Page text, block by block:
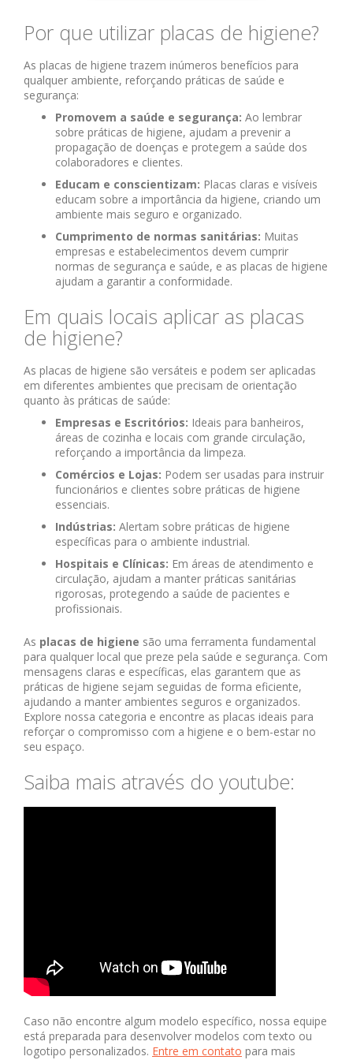
Por que utilizar placas de higiene?
As placas de higiene trazem inúmeros benefícios para
qualquer ambiente, reforçando práticas de saúde e
segurança:
Promovem a saúde e segurança: Ao lembrar
sobre práticas de higiene, ajudam a prevenir a
propagação de doenças e protegem a saúde dos
colaboradores e clientes.
Educam e conscientizam: Placas claras e visíveis
educam sobre a importância da higiene, criando um
ambiente mais seguro e organizado.
Cumprimento de normas sanitárias: Muitas
empresas e estabelecimentos devem cumprir
normas de segurança e saúde, e as placas de higiene
ajudam a garantir a conformidade.
Em quais locais aplicar as placas
de higiene?
As placas de higiene são versáteis e podem ser aplicadas
em diferentes ambientes que precisam de orientação
quanto às práticas de saúde:
Empresas e Escritórios: Ideais para banheiros,
áreas de cozinha e locais com grande circulação,
reforçando a importância da limpeza.
Comércios e Lojas: Podem ser usadas para instruir
funcionários e clientes sobre práticas de higiene
essenciais.
Indústrias: Alertam sobre práticas de higiene
específicas para o ambiente industrial.
Hospitais e Clínicas: Em áreas de atendimento e
circulação, ajudam a manter práticas sanitárias
rigorosas, protegendo a saúde de pacientes e
profissionais.
As placas de higiene são uma ferramenta fundamental
para qualquer local que preze pela saúde e segurança. Com
mensagens claras e específicas, elas garantem que as
práticas de higiene sejam seguidas de forma eficiente,
ajudando a manter ambientes seguros e organizados.
Explore nossa categoria e encontre as placas ideais para
reforçar o compromisso com a higiene e o bem-estar no
seu espaço.
Saiba mais através do youtube:
Caso não encontre algum modelo específico, nossa equipe
está preparada para desenvolver modelos com texto ou
logotipo personalizados. Entre em contato para mais